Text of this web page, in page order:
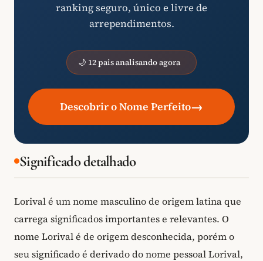
ranking seguro, único e livre de
arrependimentos.
🌙 12 pais analisando agora
Descobrir o Nome Perfeito→
Significado detalhado
Lorival é um nome masculino de origem latina que
carrega significados importantes e relevantes. O
nome Lorival é de origem desconhecida, porém o
seu significado é derivado do nome pessoal Lorival,